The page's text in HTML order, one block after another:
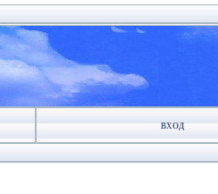
ВХОД